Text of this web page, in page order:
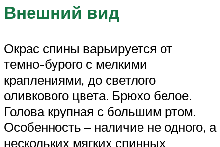
Внешний вид
Окрас спины варьируется от
темно-бурого с мелкими
краплениями, до светлого
оливкового цвета. Брюхо белое.
Голова крупная с большим ртом.
Особенность – наличие не одного, а
нескольких мягких спинных